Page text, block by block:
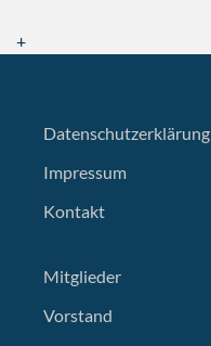
+
Datenschutzerklärung
Impressum
Kontakt
Mitglieder
Vorstand